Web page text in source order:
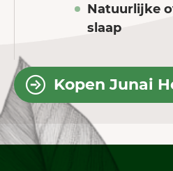
Natuurlijke
slaap
Kopen Junai